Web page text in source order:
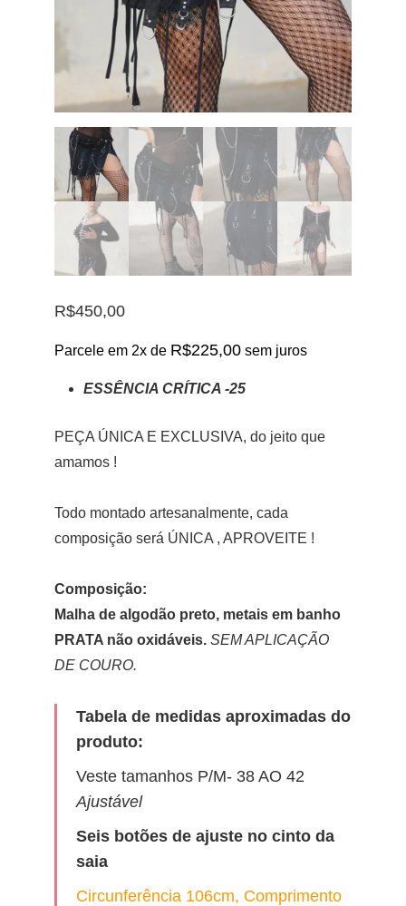
R$450,00
Parcele em 2x de R$225,00 sem juros
ESSÊNCIA CRÍTICA -25
PEÇA ÚNICA E EXCLUSIVA, do jeito que
amamos !
Todo montado artesanalmente, cada
composição será ÚNICA , APROVEITE !
Composição:
Malha de algodão preto, metais em banho
PRATA não oxidáveis. SEM APLICAÇÃO
DE COURO.
Tabela de medidas aproximadas do
produto:
Veste tamanhos P/M- 38 AO 42
Ajustável
Seis botões de ajuste no cinto da
saia
Circunferência 106cm, Comprimento